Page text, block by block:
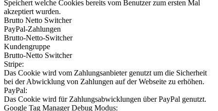
Speichert welche Cookies bereits vom Benutzer zum ersten Mal
akzeptiert wurden.
Brutto Netto Switcher
PayPal-Zahlungen
Brutto-Netto-Switcher
Kundengruppe
Brutto-Netto Switcher
Stripe:
Das Cookie wird vom Zahlungsanbieter genutzt um die Sicherheit
bei der Abwicklung von Zahlungen auf der Webseite zu erhöhen.
PayPal:
Das Cookie wird für Zahlungsabwicklungen über PayPal genutzt.
Google Tag Manager Debug Modus: